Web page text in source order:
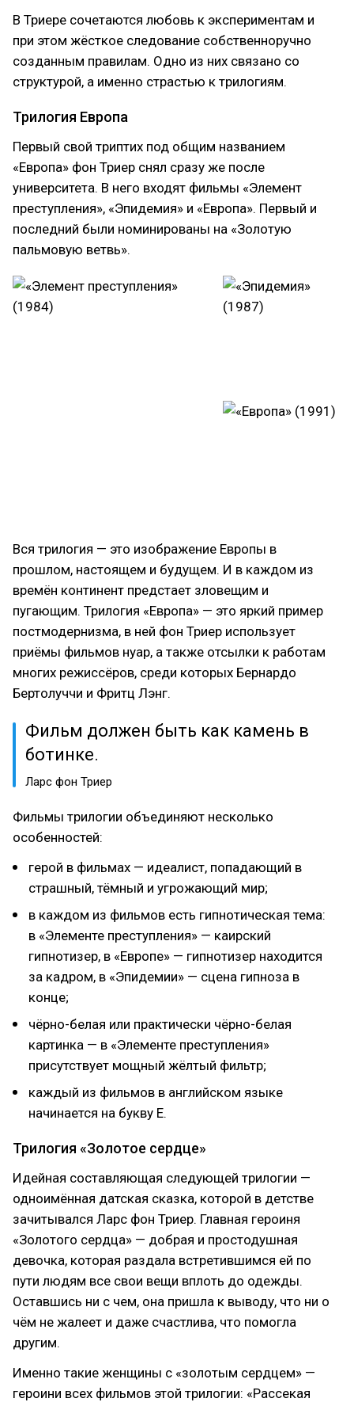
В Триере сочетаются любовь к экспериментам и
при этом жёсткое следование собственноручно
созданным правилам. Одно из них связано со
структурой, а именно страстью к трилогиям.
Трилогия Европа
Первый свой триптих под общим названием
«Европа» фон Триер снял сразу же после
университета. В него входят фильмы «Элемент
преступления», «Эпидемия» и «Европа». Первый и
последний были номинированы на «Золотую
пальмовую ветвь».
Вся трилогия — это изображение Европы в
прошлом, настоящем и будущем. И в каждом из
времён континент предстает зловещим и
пугающим. Трилогия «Европа» — это яркий пример
постмодернизма, в ней фон Триер использует
приёмы фильмов нуар, а также отсылки к работам
многих режиссёров, среди которых Бернардо
Бертолуччи и Фритц Лэнг.
Фильм должен быть как камень в
ботинке.
Ларс фон Триер
Фильмы трилогии объединяют несколько
особенностей:
герой в фильмах — идеалист, попадающий в
страшный, тёмный и угрожающий мир;
в каждом из фильмов есть гипнотическая тема:
в «Элементе преступления» — каирский
гипнотизер, в «Европе» — гипнотизер находится
за кадром, в «Эпидемии» — сцена гипноза в
конце;
чёрно-белая или практически чёрно-белая
картинка — в «Элементе преступления»
присутствует мощный жёлтый фильтр;
каждый из фильмов в английском языке
начинается на букву E.
Трилогия «Золотое сердце»
Идейная составляющая следующей трилогии —
одноимённая датская сказка, которой в детстве
зачитывался Ларс фон Триер. Главная героиня
«Золотого сердца» — добрая и простодушная
девочка, которая раздала встретившимся ей по
пути людям все свои вещи вплоть до одежды.
Оставшись ни с чем, она пришла к выводу, что ни о
чём не жалеет и даже счастлива, что помогла
другим.
Именно такие женщины с «золотым сердцем» —
героини всех фильмов этой трилогии: «Рассекая